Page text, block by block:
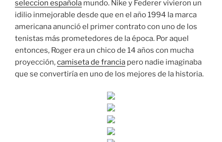
seleccion española mundo. Nike y Federer vivieron un
idilio inmejorable desde que en el año 1994 la marca
americana anunció el primer contrato con uno de los
tenistas más prometedores de la época. Por aquel
entonces, Roger era un chico de 14 años con mucha
proyección,camiseta de francia pero nadie imaginaba
que se convertiría en uno de los mejores de la historia.